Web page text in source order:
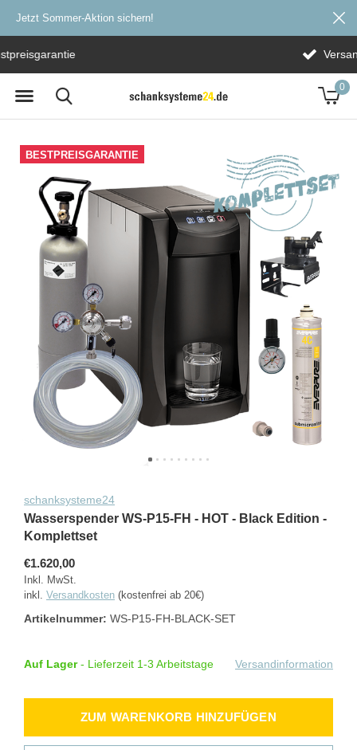
0
Jetzt Sommer-Aktion sichern!
BESTPREISGARANTIE
schanksysteme24
Wasserspender WS-P15-FH - HOT - Black Edition -
Komplettset
€1.620,00
Inkl. MwSt.
inkl. Versandkosten (kostenfrei ab 20€)
Artikelnummer: WS-P15-FH-BLACK-SET
Auf Lager- Lieferzeit 1-3 Arbeitstage Versandinformation
ZUM WARENKORB HINZUFÜGEN